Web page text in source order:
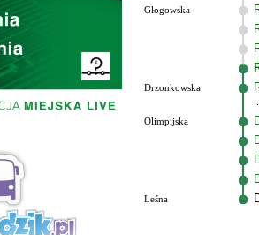
Głogowska
Drzonkowska
Olimpijska
Leśna